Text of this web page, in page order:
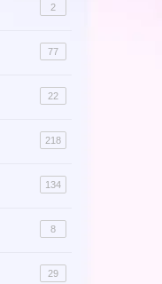
2
77
22
218
134
8
29